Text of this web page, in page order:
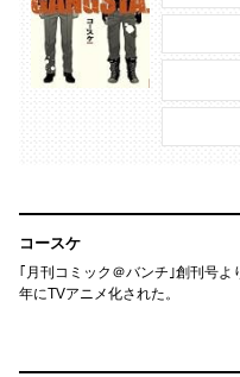
コースケ
｢月刊コミック＠バンチ｣創刊号
年にTVアニメ化された。